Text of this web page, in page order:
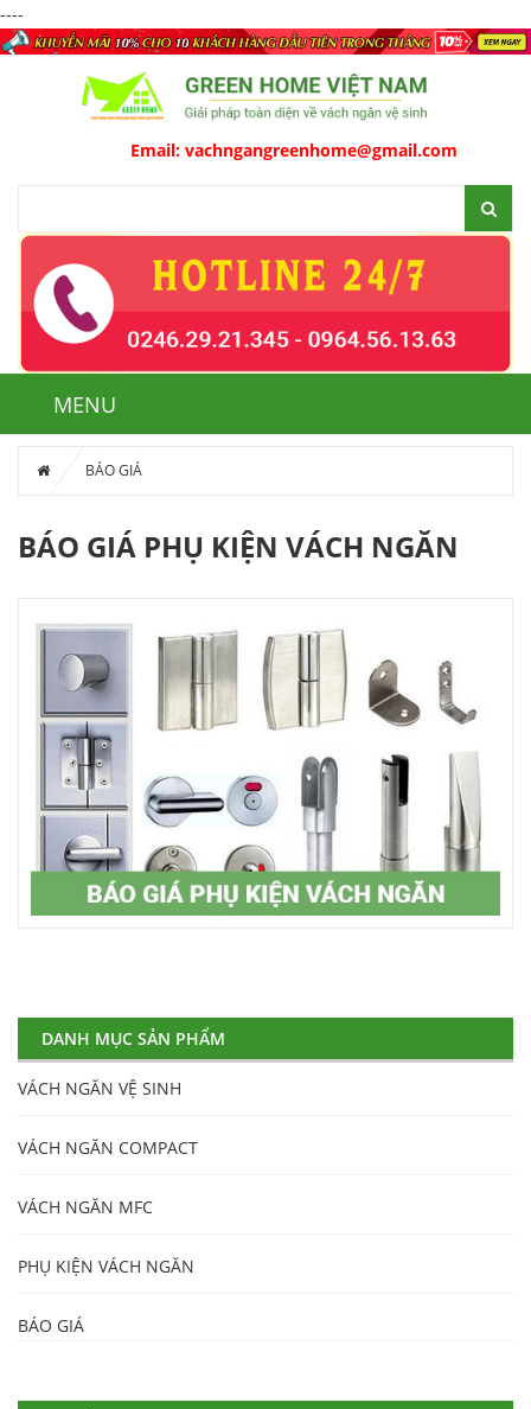
----
Email:vachngangreenhome@gmail.com
MENU
BÁO GIÁ
BÁO GIÁ PHỤ KIỆN VÁCH NGĂN
DANH MỤC SẢN PHẨM
VÁCH NGĂN VỆ SINH
VÁCH NGĂN COMPACT
VÁCH NGĂN MFC
PHỤ KIỆN VÁCH NGĂN
BÁO GIÁ